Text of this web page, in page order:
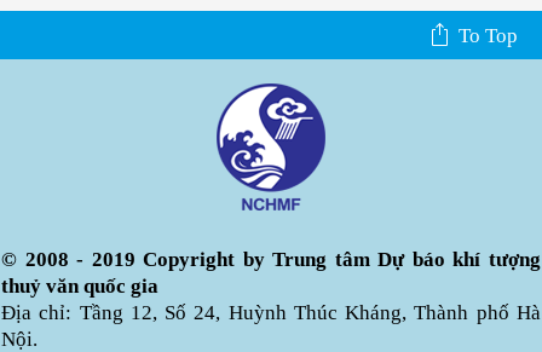
To Top
© 2008 - 2019 Copyright by Trung tâm Dự báo khí tượng
thuỷ văn quốc gia
Địa chỉ: Tầng 12, Số 24, Huỳnh Thúc Kháng, Thành phố Hà
Nội.